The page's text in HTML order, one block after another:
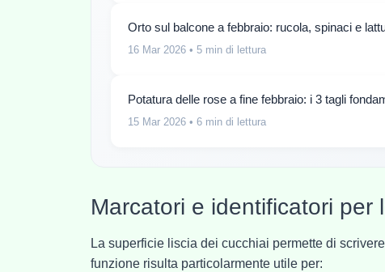
Orto sul balcone a febbraio: rucola, spinaci e
16 Mar 2026 • 5 min di lettura
Potatura delle rose a fine febbraio: i 3 tagli
15 Mar 2026 • 6 min di lettura
Marcatori e identificatori per
La superficie liscia dei cucchiai permette di
funzione risulta particolarmente utile per: